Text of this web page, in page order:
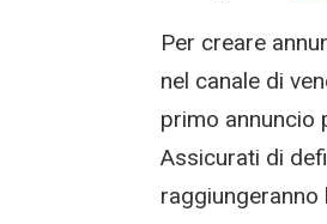
Per creare
nel canale di
primo annuncio
Assicurati di